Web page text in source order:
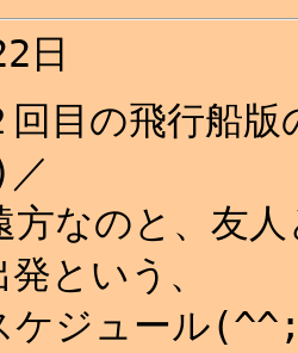
日
回目の飛行船
方なのと、友
という、
ケジュール